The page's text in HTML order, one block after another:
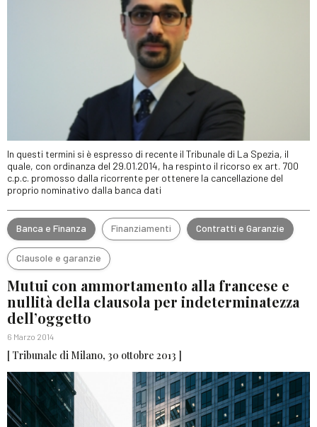
In questi termini si è espresso di recente il Tribunale di La Spezia, il
quale, con ordinanza del 29.01.2014, ha respinto il ricorso ex art. 700
c.p.c. promosso dalla ricorrente per ottenere la cancellazione del
proprio nominativo dalla banca dati
Banca e Finanza Finanziamenti Contratti e Garanzie
Clausole e garanzie
Mutui con ammortamento alla francese e
nullità della clausola per indeterminatezza
dell’oggetto
6 Marzo 2014
[ Tribunale di Milano, 30 ottobre 2013 ]